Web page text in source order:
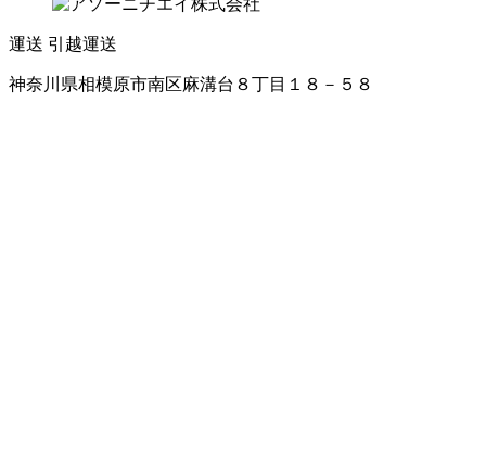
運送 引越運送
神奈川県相模原市南区麻溝台８丁目１８－５８